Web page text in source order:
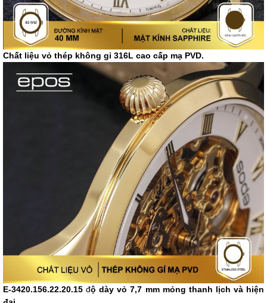
Chất liệu vỏ thép không gỉ 316L cao cấp mạ PVD.
E-3420.156.22.20.15độ dày vỏ 7,7 mm mỏng thanh lịch và hiện